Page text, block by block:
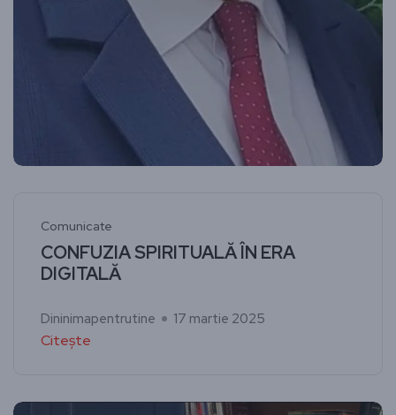
Comunicate
CONFUZIA SPIRITUALĂ ÎN ERA
DIGITALĂ
Dininimapentrutine 17 martie 2025
Citește